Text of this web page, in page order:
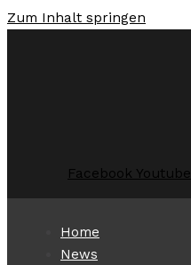
Zum Inhalt springen
Facebook Youtube
Home
News